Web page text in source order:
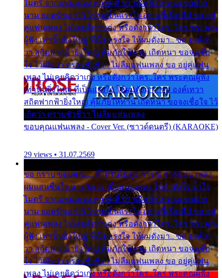
ไมตรี จากแฟนเพลง ทุกทุกที่ ปราณีหลั่งไหล ผมขอฝาก
นาม ยอดรักเอาไว้ โปรดเป็นแรงใจ อย่างนี้เรื่อยไป ขอ อยู่
คู่แฟนเพลง ไม่เคยคิดว่าเก่ง หรือดังกว่าใคร..ใคร พระคุณ
ผู้ฟัง เท่านั้นยิ่งใหญ่ ที่เป็นแรงใจ ให้ผมดังมา.. ขอ องค์เท
วา สถิตฟากฟ้ายิ่งใหญ่ คุ้มภัยให้ท่าน เถิดหนา ขอจงเชื่อ
ใจ ไว้เถิดว่า ตราบชั่วชีวา ไม่ลืมแฟนเพลง ขอ อยู่คู่แฟน
เพลง ไม่เคยคิดว่าเก่ง หรือดังกว่าใคร..ใคร พระคุณผู้ฟัง
เท่านั้นยิ่งใหญ่ ที่เป็นแรงใจ ให้ผมดังมา.. ขอ องค์เทวา
สถิตฟากฟ้ายิ่งใหญ่ คุ้มภัยให้ท่าน เถิดหนา ขอจงเชื่อใจ ไว้
เถิดว่า ตราบชั่วชีวา ไม่ลืมแฟนเพลง
ขอบคุณแฟนเพลง - Cover Ver. (ซาวด์ดนตรี) (KARAOKE)
29 views • 31.07.2569
ขอ กราบ ขอบคุณ.... ที่ได้รับไออุ่น การุณ จากแฟน เพลง
ผมแสนชื่นใจ หายวังเวง เมื่อแฟนเพลง ให้กำลังใจ น้ำใจ
ไมตรี จากแฟนเพลง ทุกทุกที่ ปราณีหลั่งไหล ผมขอฝาก
นาม ยอดรักเอาไว้ โปรดเป็นแรงใจ อย่างนี้เรื่อยไป ขอ อยู่
คู่แฟนเพลง ไม่เคยคิดว่าเก่ง หรือดังกว่าใคร..ใคร พระคุณ
ผู้ฟัง เท่านั้นยิ่งใหญ่ ที่เป็นแรงใจ ให้ผมดังมา.. ขอ องค์เท
วา สถิตฟากฟ้ายิ่งใหญ่ คุ้มภัยให้ท่าน เถิดหนา ขอจงเชื่อ
ใจ ไว้เถิดว่า ตราบชั่วชีวา ไม่ลืมแฟนเพลง ขอ อยู่คู่แฟน
เพลง ไม่เคยคิดว่าเก่ง หรือดังกว่าใคร..ใคร พระคุณผู้ฟัง